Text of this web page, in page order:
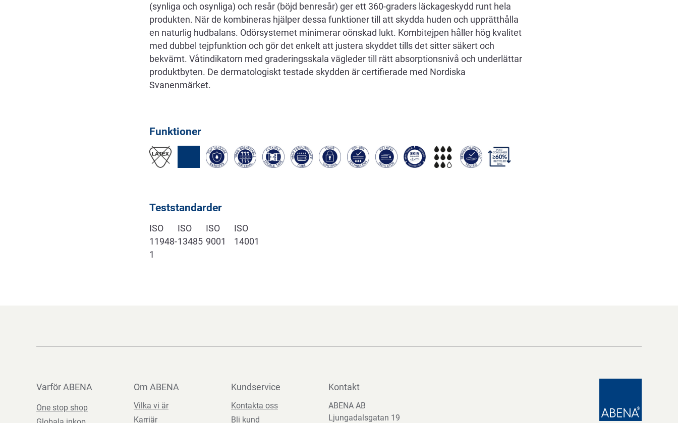
(synliga och osynliga) och resår (böjd benresår) ger ett 360-graders läckageskydd runt hela
produkten. När de kombineras hjälper dessa funktioner till att skydda huden och upprätthålla
en naturlig hudbalans. Odörsystemet minimerar oönskad lukt. Kombitejpen håller hög kvalitet
med dubbel tejpfunktion och gör det enkelt att justera skyddet tills det sitter säkert och
bekvämt. Våtindikatorn med graderingsskala vägleder till rätt absorptionsnivå och underlättar
produktbyten. De dermatologiskt testade skydden är certifierade med Nordiska
Svanenmärket.
Funktioner
Teststandarder
ISO
11948-
1
ISO
13485
ISO
9001
ISO
14001
Varför ABENA
One stop shop
Om ABENA
Vilka vi är
Karriär
Kundservice
Kontakta oss
Bli kund
Kontakt
ABENA AB
Ljungadalsgatan 19